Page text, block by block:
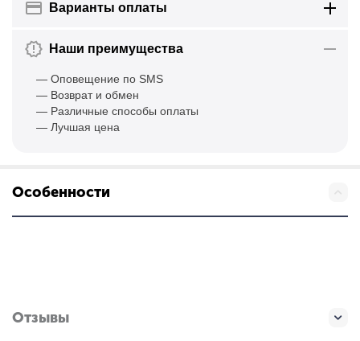
Варианты оплаты
Наши преимущества
— Оповещение по SMS
— Возврат и обмен
— Различные способы оплаты
— Лучшая цена
Особенности
Отзывы